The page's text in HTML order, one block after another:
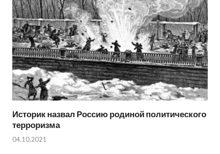
Историк назвал Россию родиной политического
терроризма
04.10.2021